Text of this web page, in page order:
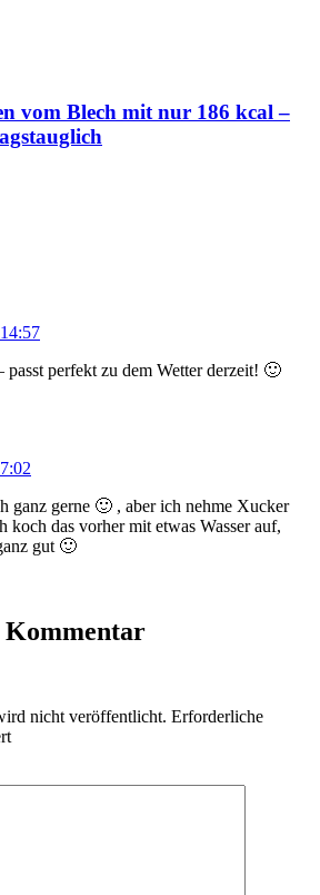
vom Blech mit nur 186 kcal –
passt perfekt zu dem Wetter derzeit! 🙂
ganz gerne 🙂 , aber ich nehme Xucker
das vorher mit etwas Wasser auf,
gut 🙂
Kommentar
nicht veröffentlicht. Erforderliche